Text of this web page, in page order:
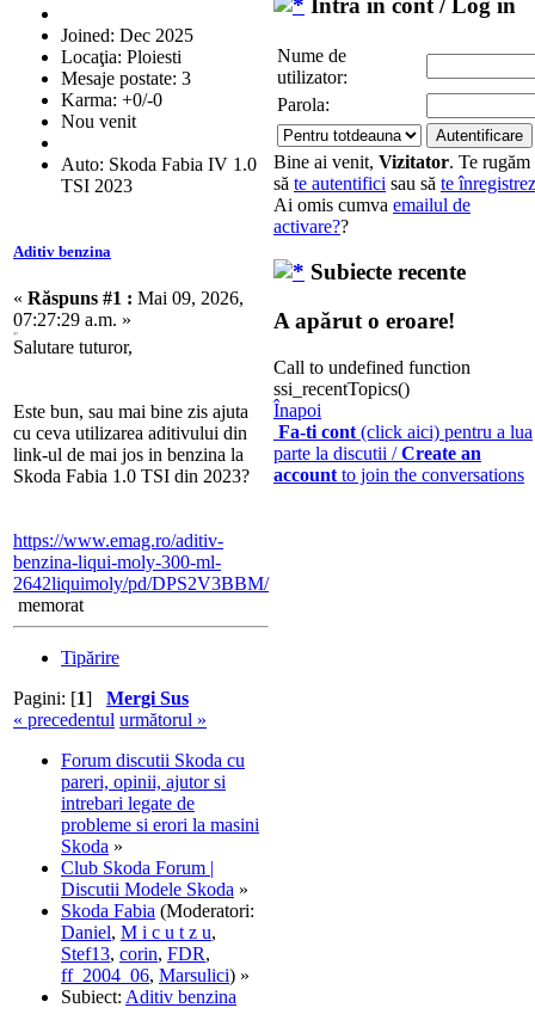
Joined: Dec 2025
Locaţia: Ploiesti
Mesaje postate: 3
Karma: +0/-0
Nou venit
Auto: Skoda Fabia IV 1.0
TSI 2023
Aditiv benzina
« Răspuns #1 : Mai 09, 2026,
07:27:29 a.m. »
3?
Salutare tuturor,
Este bun, sau mai bine zis ajuta
cu ceva utilizarea aditivului din
link-ul de mai jos in benzina la
Skoda Fabia 1.0 TSI din 2023?
https://www.emag.ro/aditiv-
benzina-liqui-moly-300-ml-
2642liquimoly/pd/DPS2V3BBM/
memorat
Tipărire
Pagini: [1] Mergi Sus
« precedentul următorul »
Forum discutii Skoda cu
pareri, opinii, ajutor si
intrebari legate de
probleme si erori la masini
Skoda »
Club Skoda Forum |
Discutii Modele Skoda »
Skoda Fabia (Moderatori:
Daniel, M i c u t z u,
Stef13, corin, FDR,
ff_2004_06, Marsulici) »
Subiect: Aditiv benzina
Intra in cont / Log in
Nume de
utilizator:
Parola:
Bine ai venit, Vizitator. Te rugăm
să te autentifici sau să te
Ai omis cumva emailul de
activare??
Subiecte recente
A apărut o eroare!
Call to undefined function
ssi_recentTopics()
Înapoi
Fa-ti cont (click aici) pentru a lua
parte la discutii /Create an
account to join the conversations